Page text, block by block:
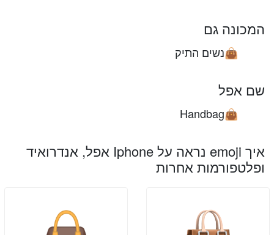
המכונה גם
👜נשים התיק
שם אפל
👜
Handbag
איך emoji נראה על Iphone אפל, אנדרואיד
ופלטפורמות אחרות